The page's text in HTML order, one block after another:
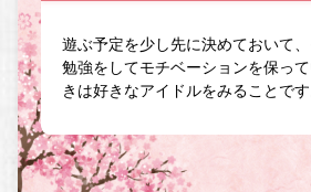
遊ぶ予定を少し先に決めておいて
勉強をしてモチベーションを保っ
きは好きなアイドルをみることです